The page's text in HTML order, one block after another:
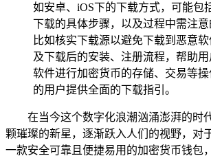
如安卓、iOS下的下载方式，可能包
下载的具体步骤，以及过程中需注意
比如核实下载源以避免下载到恶意
及下载后的安装、注册流程，帮助
软件进行加密货币的存储、交易等
的用户提供全面的下载指引。
在当今这个数字化浪潮汹涌澎湃的时
颗璀璨的新星，逐渐跃入人们的视野，对
一款安全可靠且便捷易用的加密货币钱包